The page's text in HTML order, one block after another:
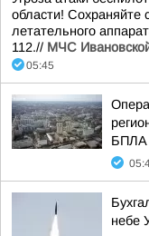
области! Сохраняйте
летательного
112.// МЧС
05:45
БПЛА
небе